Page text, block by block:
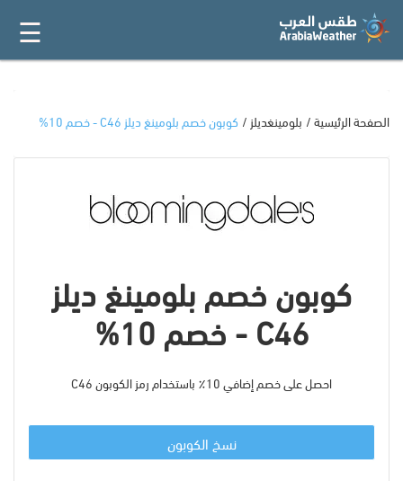
القائمة
أفضل 20
المدونة
☰
الصفحة الرئيسية بلومينغديلز كوبون خصم بلومينغ ديلز C46 - خصم 10%
كوبون خصم بلومينغ ديلز
C46 - خصم 10%
احصل على خصم إضافي 10٪ باستخدام رمز الكوبون C46
نسخ الكوبون